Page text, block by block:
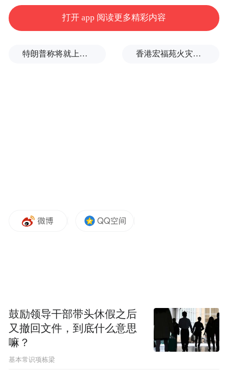
通过AIxFace实现的万一表情特写
重要标准,然而为了实现高水准的神态变化,其
晚会所呈现的动画效果。
打开 app 阅读更多精彩内容
特朗普称将就上诉法院涉白宫宴会厅项目裁决提起上诉 香港宏福苑火灾跨部门调查最终报告：大火或由烟头引起
鼓励领导干部带头休假之后
又撤回文件，到底什么意思
嘛？
基本常识项栋梁